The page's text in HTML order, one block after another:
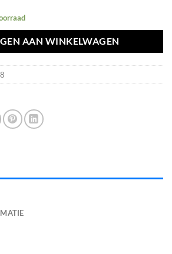
AAN WINKELWAGEN